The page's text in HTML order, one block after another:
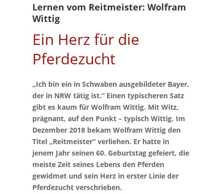
Lernen vom Reitmeister: Wolfram
Wittig
Ein Herz für die
Pferdezucht
„Ich bin ein in Schwaben ausgebildeter Bayer,
der in NRW tätig ist.“ Einen typischeren Satz
gibt es kaum für Wolfram Wittig. Mit Witz,
prägnant, auf den Punkt – typisch Wittig. Im
Dezember 2018 bekam Wolfram Wittig den
Titel „Reitmeister“ verliehen. Er hatte in
jenem Jahr seinen 60. Geburtstag gefeiert, die
meiste Zeit seines Lebens den Pferden
gewidmet und sein Herz in erster Linie der
Pferdezucht verschrieben.